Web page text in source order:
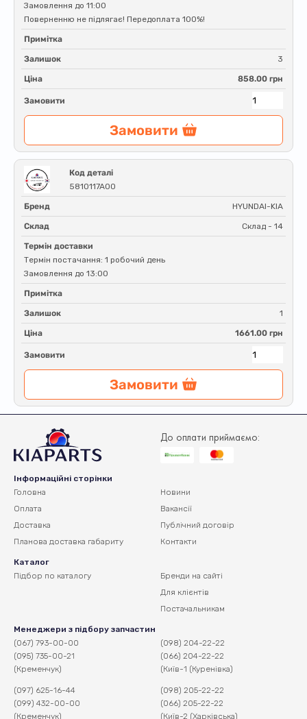
Замовлення до 11:00
Поверненню не підлягає! Передоплата 100%!
Примітка
Залишок 3
Ціна 858.00 грн
Замовити
Замовити
Код деталі
5810117A00
Бренд HYUNDAI-KIA
Склад Склад - 14
Термін доставки
Термін постачання: 1 робочий день
Замовлення до 13:00
Примітка
Залишок 1
Ціна 1661.00 грн
Замовити
Замовити
До оплати приймаємо:
Інформаційні сторінки
Головна
Оплата
Доставка
Планова доставка габариту
Новини
Вакансії
Публічний договір
Контакти
Каталог
Підбор по каталогу
Бренди на сайті
Для клієнтів
Постачальникам
Менеджери з підбору запчастин
(067) 793-00-00
(095) 735-00-21
(Кременчук)
(097) 625-16-44
(099) 432-00-00
(Кременчук)
(098) 204-22-22
(066) 204-22-22
(Київ-1 (Куренівка)
(098) 205-22-22
(066) 205-22-22
(Київ-2 (Харківська)